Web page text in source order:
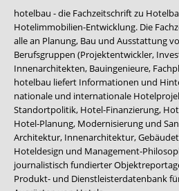
hotelbau - die Fachzeitschrift zu
Hotelimmobilien-Entwicklung. Die
alle an Planung, Bau und Ausstattung
Berufsgruppen (Projektentwickler,
Innenarchitekten, Bauingenieure,
hotelbau liefert Informationen und
nationale und internationale
Standortpolitik, Hotel-Finanzierung,
Hotel-Planung, Modernisierung und
Architektur, Innenarchitektur,
Hoteldesign und Management-
journalistisch fundierter
Produkt- und Dienstleisterdatenbank